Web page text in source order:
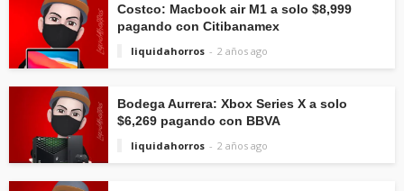
Costco: Macbook air M1 a solo $8,999
pagando con Citibanamex
liquidahorros
2 años ago
Bodega Aurrera: Xbox Series X a solo
$6,269 pagando con BBVA
liquidahorros
2 años ago